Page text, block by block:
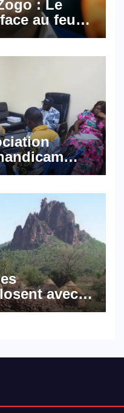
: Le
au feu
de la
d’une
avec
mois